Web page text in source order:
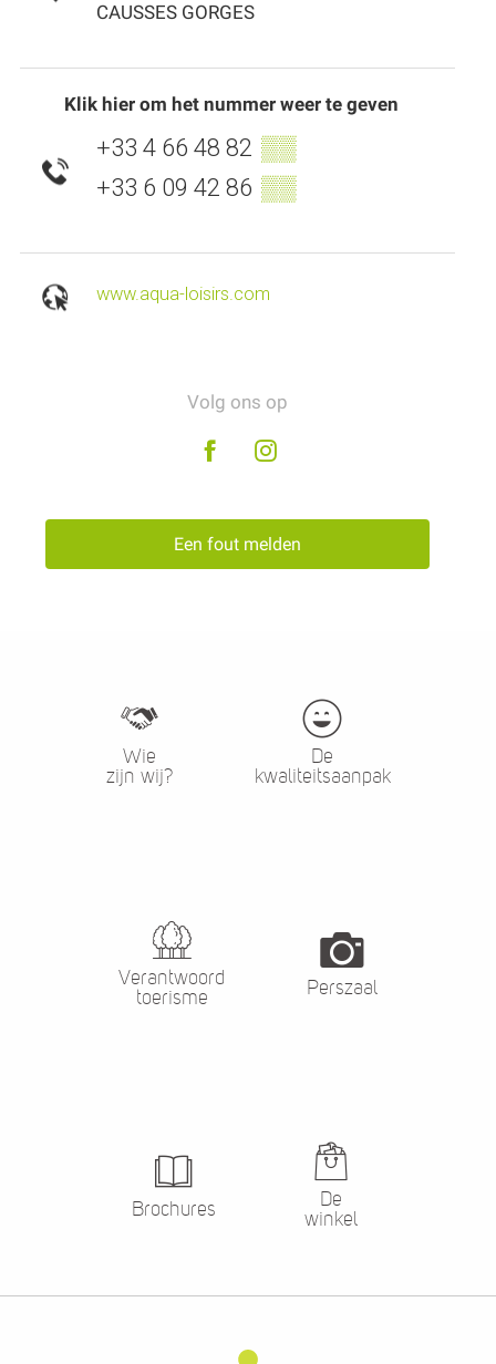
CAUSSES GORGES
Klik hier om het nummer weer te geven
+33 4 66 48 82 ▒▒
+33 6 09 42 86 ▒▒
www.aqua-loisirs.com
Volg ons op
Een fout melden
Wie
zijn wij?
De
kwaliteitsaanpak
Verantwoord
toerisme
Perszaal
Brochures
De
winkel